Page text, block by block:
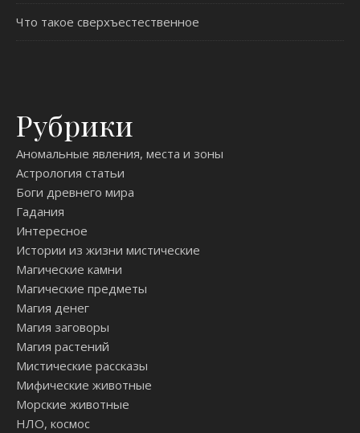
Что такое сверхъестественное
Рубрики
Аномальные явления, места и зоны
Астрология статьи
Боги древнего мира
Гадания
Интересное
Истории из жизни мистические
Магические камни
Магические предметы
Магия денег
Магия заговоры
Магия растений
Мистические рассказы
Мифические животные
Морские животные
НЛО, космос